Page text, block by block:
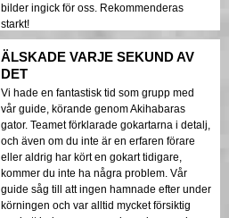
bilder ingick för oss. Rekommenderas
starkt!
ÄLSKADE VARJE SEKUND AV
DET
Vi hade en fantastisk tid som grupp med
vår guide, körande genom Akihabaras
gator. Teamet förklarade gokartarna i detalj,
och även om du inte är en erfaren förare
eller aldrig har kört en gokart tidigare,
kommer du inte ha några problem. Vår
guide såg till att ingen hamnade efter under
körningen och var alltid mycket försiktig